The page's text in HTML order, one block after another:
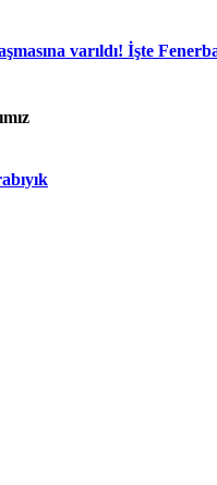
varıldı! İşte